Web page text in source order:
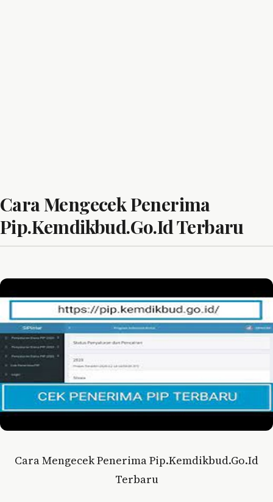
Cara Mengecek Penerima
Pip.Kemdikbud.Go.Id Terbaru
Cara Mengecek Penerima Pip.Kemdikbud.Go.Id
Terbaru